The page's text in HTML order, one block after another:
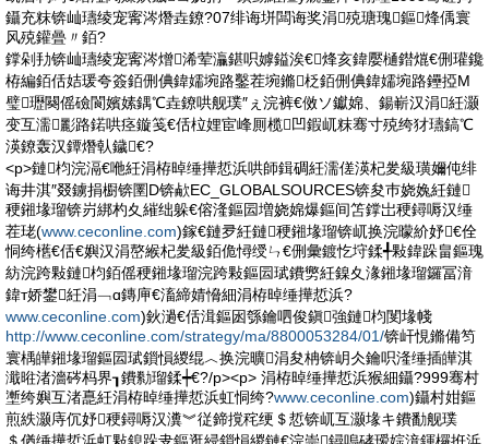
鑷充粖锛屾瓙绫宠寗涔熸垚鐐?07绯诲垪闆诲奖涓殑瑭瑰鏂烽偊寰
风殑鑵曡〃銆?
鐣剁劧锛屾瓙绫宠寗涔熷浠荤灜鍖呮嫭鎰涘€烽亥鍏嬮樋鐟熴€侀瓘鑱
栫編銆佸姞瑗夸簽銆侀倎鍏嬬埦路鑿茬埦鏅柉銆侀倎鍏嬬埦路鑸掗Μ
璧瓑闋傜礆閬嬪嫊鍝℃垚鐐哄舰璞″ぇ浣裤€傚ソ钀婂、鍚嶄汉涓紝灏
变互濡彲路鍩哄痉鏇笺€佸柆娌宦峰厠榄凹鍜屼粖骞寸殑绔犲瓙鎬℃
渶鐐轰汉鐔熸倝鐬€?
<p>鏈枃浣滆€咃紝涓栫晫缍撶悊浜哄師鍓碉紝濡傞渶杞夎級璜嬭伅绯
诲井淇″叕鐪捐櫉锛圛D锛欳EC_GLOBALSOURCES锛夋巿娆婏紝鏈
稉鎺堟瑠锛岃綁杓夊繀绌躲€傛湰鏂囩増娆婂爆鏂间笘鐣岀稉鐞嗕汉缍
茬珯(www.ceconline.com)鎵€鏈夛紝鏈稉鎺堟瑠锛屼换浣曚紒妤€佺
恫绔欍€佸€嬩汉涓嶅緱杞夎級銆佹憳绶ㄣ€侀彙鍍忔垨鍒╃敤鍏跺畠鏂瑰
紡浣跨敤鏈枃銆傜稉鎺堟瑠浣跨敤鏂囩珷鐨勶紝鎳夊湪鎺堟瑠鑼冨湇
鍏т娇鐢紝涓﹁ɑ鏄庘€滀締婧愶細涓栫晫缍撶悊浜?
www.ceconline.com)鈥濄€佸湒鏂囦綔鑰呬俊鎭強鏈枃閺堟帴
http://www.ceconline.com/strategy/ma/8800053284/01/锛屽悓鏅備笉
寰楀皣鎺堟瑠鏂囩珷鎻愪緵绲︿换浣曠涓夋柟锛岄仌鑰呮湰缍插皣淇
濈暀渚濇硶杩界┒鐨勬瑠鍒┿€?/p><p> 涓栫晫缍撶悊浜猴細鑷?999骞村
壍绔嬩互渚嗭紝涓栫晫缍撶悊浜虹恫绔?www.ceconline.com)鑷村姏鏂
煎紩灏庤伔妤稉鐞嗕汉瀵︾従鍗撹秺绠＄悊锛屼互灏堟キ鐨勫舰璞